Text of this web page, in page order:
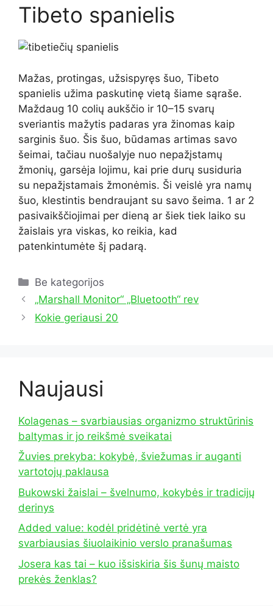
Tibeto spanielis
Mažas, protingas, užsispyręs šuo, Tibeto
spanielis užima paskutinę vietą šiame sąraše.
Maždaug 10 colių aukščio ir 10–15 svarų
sveriantis mažytis padaras yra žinomas kaip
sarginis šuo. Šis šuo, būdamas artimas savo
šeimai, tačiau nuošalyje nuo nepažįstamų
žmonių, garsėja lojimu, kai prie durų susiduria
su nepažįstamais žmonėmis. Ši veislė yra namų
šuo, klestintis bendraujant su savo šeima. 1 ar 2
pasivaikščiojimai per dieną ar šiek tiek laiko su
žaislais yra viskas, ko reikia, kad
patenkintumėte šį padarą.
Kategorijos
Be kategorijos
„Marshall Monitor“ „Bluetooth“ rev
Kokie geriausi 20
Naujausi
Kolagenas – svarbiausias organizmo struktūrinis
baltymas ir jo reikšmė sveikatai
Žuvies prekyba: kokybė, šviežumas ir auganti
vartotojų paklausa
Bukowski žaislai – švelnumo, kokybės ir tradicijų
derinys
Added value: kodėl pridėtinė vertė yra
svarbiausias šiuolaikinio verslo pranašumas
Josera kas tai – kuo išsiskiria šis šunų maisto
prekės ženklas?